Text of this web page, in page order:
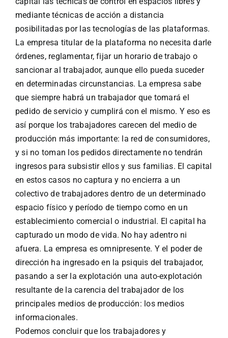
mediante técnicas de acción a distancia
posibilitadas por las tecnologías de las plataformas.
La empresa titular de la plataforma no necesita darle
órdenes, reglamentar, fijar un horario de trabajo o
sancionar al trabajador, aunque ello pueda suceder
en determinadas circunstancias. La empresa sabe
que siempre habrá un trabajador que tomará el
pedido de servicio y cumplirá con el mismo. Y eso es
así porque los trabajadores carecen del medio de
producción más importante: la red de consumidores,
y si no toman los pedidos directamente no tendrán
ingresos para subsistir ellos y sus familias. El capital
en estos casos no captura y no encierra a un
colectivo de trabajadores dentro de un determinado
espacio físico y período de tiempo como en un
establecimiento comercial o industrial. El capital ha
capturado un modo de vida. No hay adentro ni
afuera. La empresa es omnipresente. Y el poder de
dirección ha ingresado en la psiquis del trabajador,
pasando a ser la explotación una auto-explotación
resultante de la carencia del trabajador de los
principales medios de producción: los medios
informacionales.
Podemos concluir que los trabajadores y